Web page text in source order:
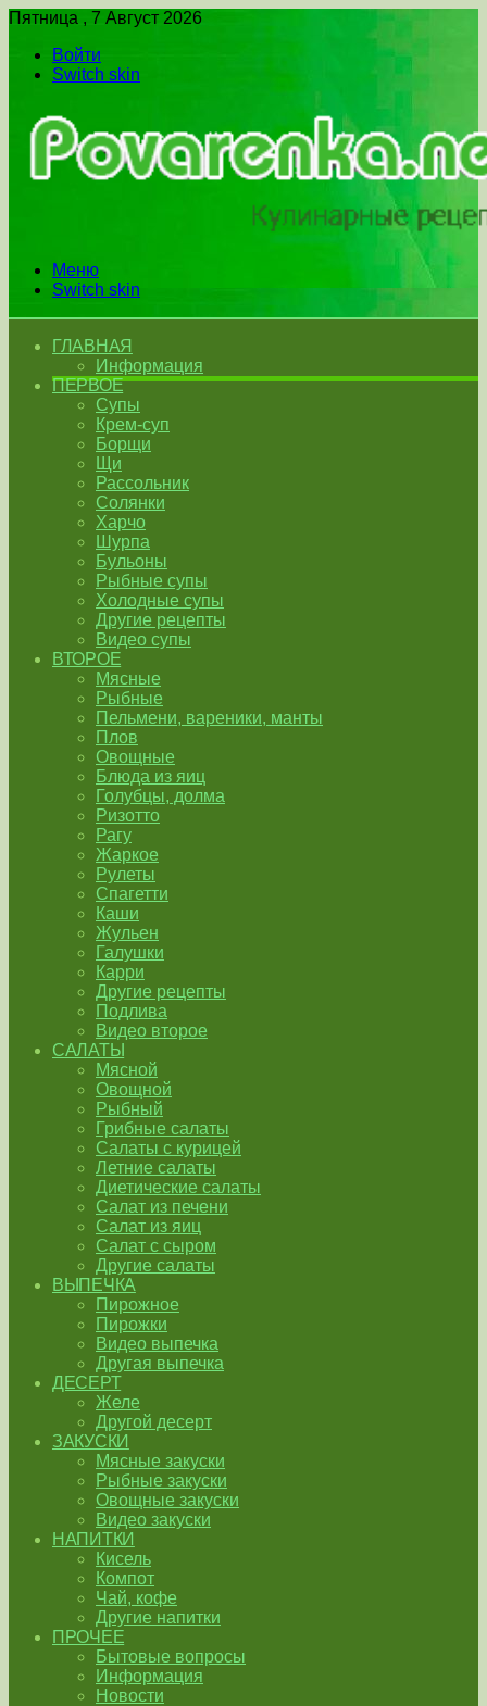
Пятница , 7 Август 2026
Войти
Switch skin
Меню
Switch skin
ГЛАВНАЯ
Информация
ПЕРВОЕ
Супы
Крем-суп
Борщи
Щи
Рассольник
Солянки
Харчо
Шурпа
Бульоны
Рыбные супы
Холодные супы
Другие рецепты
Видео супы
ВТОРОЕ
Мясные
Рыбные
Пельмени, вареники, манты
Плов
Овощные
Блюда из яиц
Голубцы, долма
Ризотто
Рагу
Жаркое
Рулеты
Спагетти
Каши
Жульен
Галушки
Карри
Другие рецепты
Подлива
Видео второе
САЛАТЫ
Мясной
Овощной
Рыбный
Грибные салаты
Салаты с курицей
Летние салаты
Диетические салаты
Салат из печени
Салат из яиц
Салат с сыром
Другие салаты
ВЫПЕЧКА
Пирожное
Пирожки
Видео выпечка
Другая выпечка
ДЕСЕРТ
Желе
Другой десерт
ЗАКУСКИ
Мясные закуски
Рыбные закуски
Овощные закуски
Видео закуски
НАПИТКИ
Кисель
Компот
Чай, кофе
Другие напитки
ПРОЧЕЕ
Бытовые вопросы
Информация
Новости